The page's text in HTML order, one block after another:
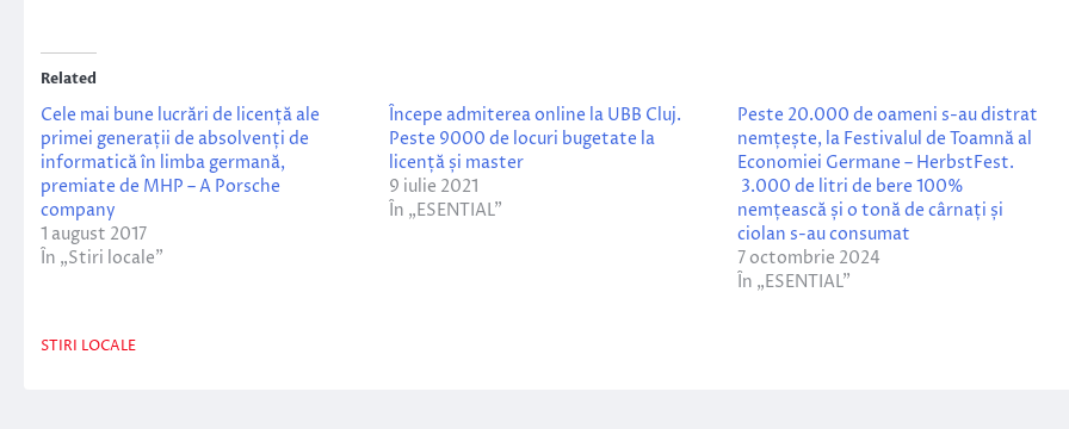
Related
Cele mai bune lucrări de licență ale
primei generații de absolvenți de
informatică în limba germană,
premiate de MHP – A Porsche
company
1 august 2017
În „Stiri locale”
Începe admiterea online la UBB Cluj.
Peste 9000 de locuri bugetate la
licență și master
9 iulie 2021
În „ESENTIAL”
Peste 20.000 de oameni s-au distrat
nemțește, la Festivalul de Toamnă al
Economiei Germane – HerbstFest.
3.000 de litri de bere 100%
nemțească și o tonă de cârnați și
ciolan s-au consumat
7 octombrie 2024
În „ESENTIAL”
STIRI LOCALE